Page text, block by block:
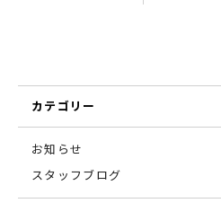
カテゴリー
お知らせ
スタッフブログ